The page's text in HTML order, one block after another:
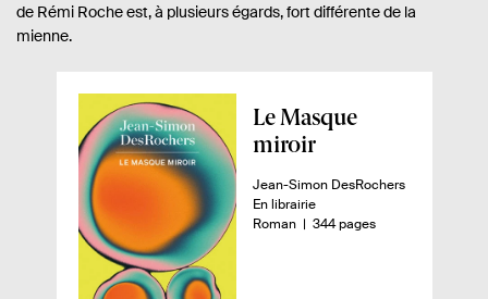
de Rémi Roche est, à plusieurs égards, fort différente de la
mienne.
A
p
r
ç
Le Masque
miroir
A
u
t
Jean-Simon DesRochers
D
i
En librairie
n
Roman- 344 pages